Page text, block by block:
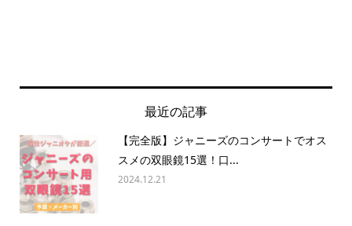
最近の記事
【完全版】ジャニーズのコンサートでオス
スメの双眼鏡15選！口...
2024.12.21